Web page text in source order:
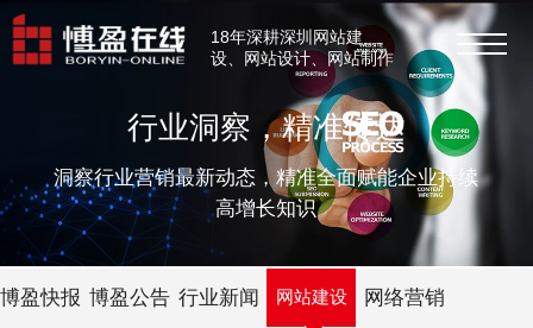
18年深耕深圳网站建
设、网站设计、网站制作
行业洞察，精准传达
洞察行业营销最新动态，精准全面赋能企业持续
高增长知识
博盈快报 博盈公告 行业新闻 网站建设 网络营销